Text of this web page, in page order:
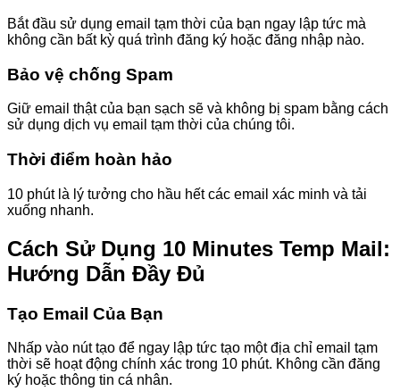
Bắt đầu sử dụng email tạm thời của bạn ngay lập tức mà
không cần bất kỳ quá trình đăng ký hoặc đăng nhập nào.
Bảo vệ chống Spam
Giữ email thật của bạn sạch sẽ và không bị spam bằng cách
sử dụng dịch vụ email tạm thời của chúng tôi.
Thời điểm hoàn hảo
10 phút là lý tưởng cho hầu hết các email xác minh và tải
xuống nhanh.
Cách Sử Dụng 10 Minutes Temp Mail:
Hướng Dẫn Đầy Đủ
Tạo Email Của Bạn
Nhấp vào nút tạo để ngay lập tức tạo một địa chỉ email tạm
thời sẽ hoạt động chính xác trong 10 phút. Không cần đăng
ký hoặc thông tin cá nhân.